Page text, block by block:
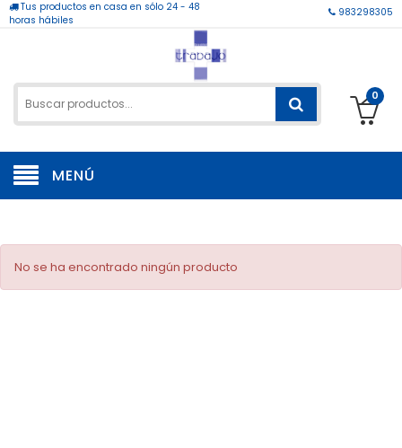
Tus productos en casa en sólo 24 - 48
horas hábiles
983298305
0
MENÚ
No se ha encontrado ningún producto